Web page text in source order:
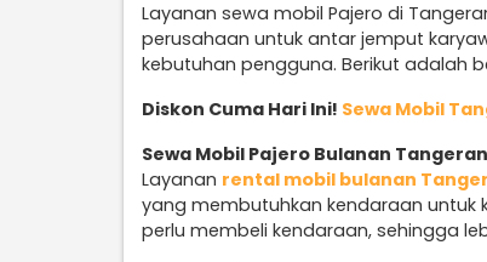
Layanan sewa mobil Pajero di
perusahaan untuk antar jemput
kebutuhan pengguna. Berikut adalah
Diskon Cuma Hari Ini! Sewa Mobil
Sewa Mobil Pajero Bulanan
Layanan rental mobil bulanan
yang membutuhkan kendaraan
perlu membeli kendaraan, sehingga